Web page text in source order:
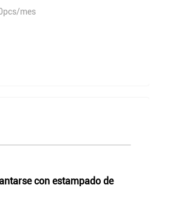
mes
con estampado de